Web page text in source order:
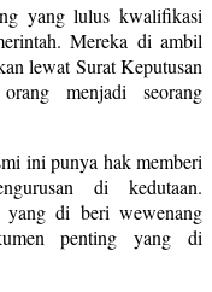
yang lulus kwalifikasi
Mereka di ambil
lewat Surat Keputusan
menjadi seorang
ini punya hak memberi
di kedutaan.
yang di beri wewenang
penting yang di